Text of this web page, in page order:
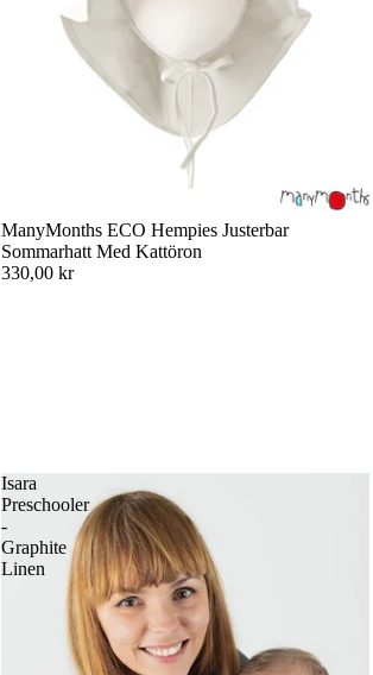
ManyMonths ECO Hempies Justerbar
Sommarhatt Med Kattöron
330,00 kr
Isara
Preschooler
-
Graphite
Linen